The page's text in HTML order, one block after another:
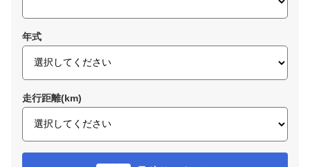
年式
走行距離(km)